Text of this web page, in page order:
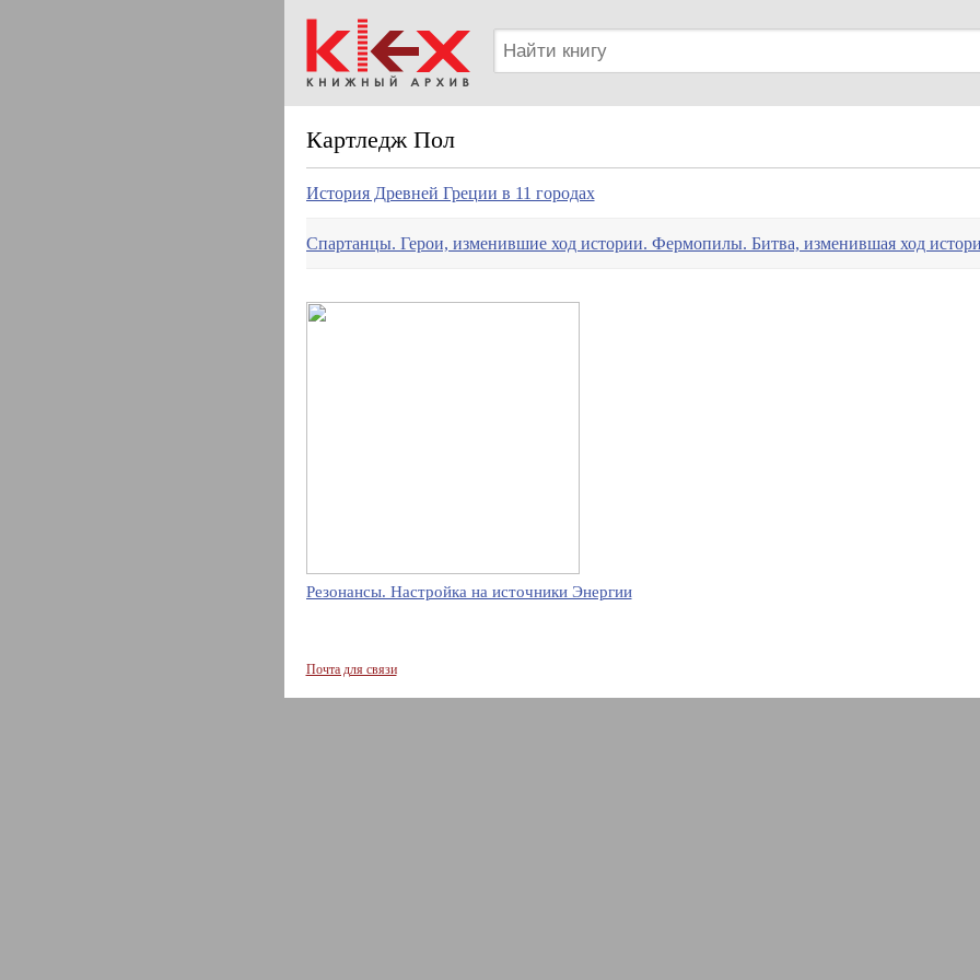
Картледж Пол
История Древней Греции в 11 городах
Спартанцы. Герои, изменившие ход истории. Фермопилы. Битва, изменившая ход
Резонансы. Настройка на источники Энергии
Почта для связи